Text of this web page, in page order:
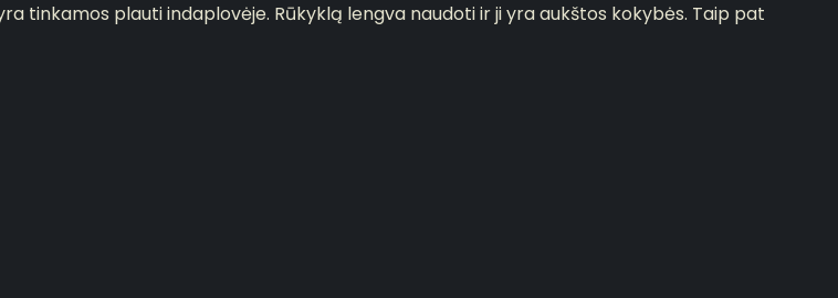
tinkamos plauti indaplovėje. Rūkyklą lengva naudoti ir ji yra aukštos kokybės. Taip pat